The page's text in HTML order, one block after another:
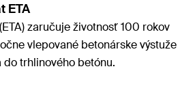
ETA
zaručuje životnosť 100 rokov
vlepované betonárske výstuže
do trhlinového betónu.